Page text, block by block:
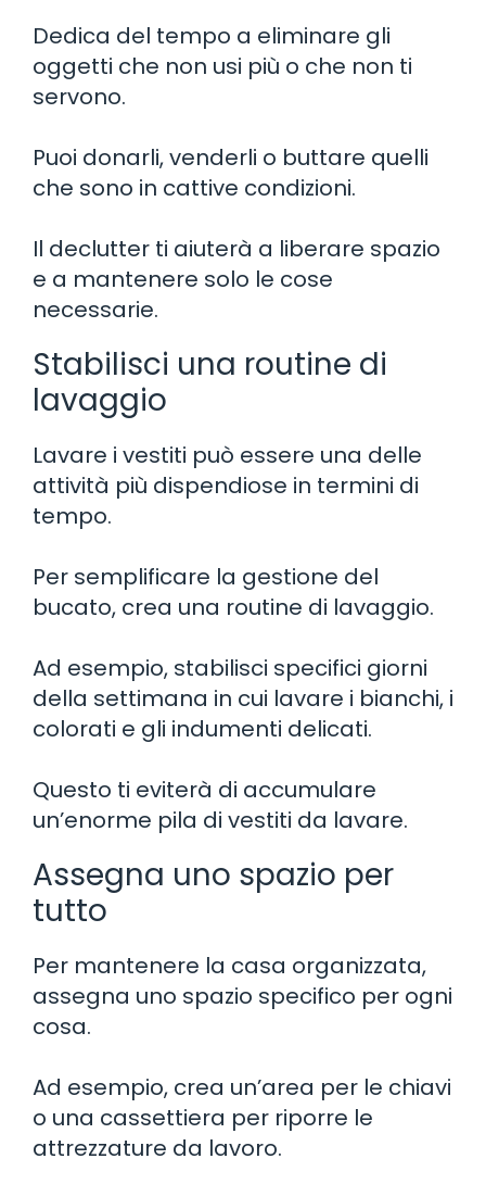
Dedica del tempo a eliminare gli
oggetti che non usi più o che non ti
servono.
Puoi donarli, venderli o buttare quelli
che sono in cattive condizioni.
Il declutter ti aiuterà a liberare spazio
e a mantenere solo le cose
necessarie.
Stabilisci una routine di
lavaggio
Lavare i vestiti può essere una delle
attività più dispendiose in termini di
tempo.
Per semplificare la gestione del
bucato, crea una routine di lavaggio.
Ad esempio, stabilisci specifici giorni
della settimana in cui lavare i bianchi, i
colorati e gli indumenti delicati.
Questo ti eviterà di accumulare
un’enorme pila di vestiti da lavare.
Assegna uno spazio per
tutto
Per mantenere la casa organizzata,
assegna uno spazio specifico per ogni
cosa.
Ad esempio, crea un’area per le chiavi
o una cassettiera per riporre le
attrezzature da lavoro.